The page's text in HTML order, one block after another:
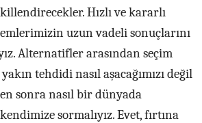
Hızlı ve kararlı
uzun vadeli sonuçlarını
Alternatifler arasından seçim
tehdidi nasıl aşacağımızı değil
sonra nasıl bir dünyada
sormalıyız. Evet, fırtına